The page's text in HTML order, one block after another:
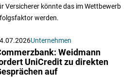
Versicherer könnte das im Wettbewerb
werden.
Unternehmen
Weidmann
UniCredit zu direkten
auf